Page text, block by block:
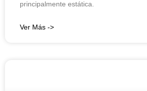
principalmente estática.
Ver Más ->